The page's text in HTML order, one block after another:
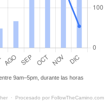
9am–5pm, durante las horas
· Procesado por FollowTheCamino.com